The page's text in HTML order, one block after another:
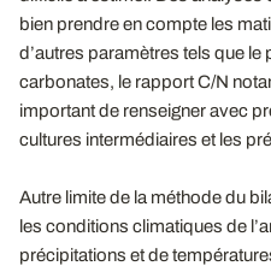
bien prendre en compte les
d’autres paramètres tels que le
carbonates, le rapport C/N
important de renseigner avec
cultures intermédiaires et les
Autre limite de la méthode du
les conditions climatiques de
précipitations et de